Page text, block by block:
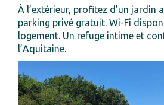
À l’extérieur, profitez d’un jardin
parking privé gratuit. Wi-Fi
logement. Un refuge intime et
l’Aquitaine.